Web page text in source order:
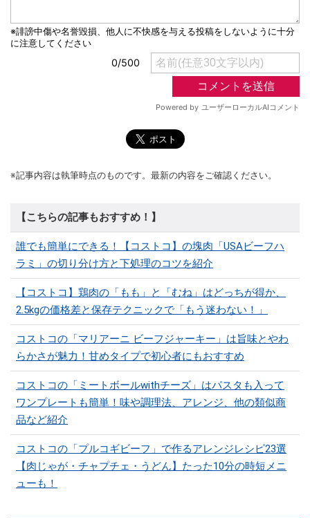
※記事内容は執筆時点のものです。最新の内容をご確認ください。
【こちらの記事もおすすめ！】
誰でも簡単にできる！【コストコ】の塊肉「USAビーフハ
ラミ」の切り分け方と下処理のコツを紹介
【コストコ】鶏肉の「もも」と「むね」はどっちが得か、
2.5kgの価格差と保存テクニックで「もう迷わない！」
コストコの「マリアーニ ビーフジャーキー」は旨味とやわ
らかさが魅力！甘めタイプで初心者にもおすすめ
コストコの「ミートボールwithチーズ」はパスタも入って
ワンプレートも簡単！味や調理法、アレンジ、他の類似商
品など紹介
コストコの「プルコギビーフ」で作るアレンジレシピ23選
【肉じゃが・チャプチェ・うどん】たった10分の時短メニ
ューも！